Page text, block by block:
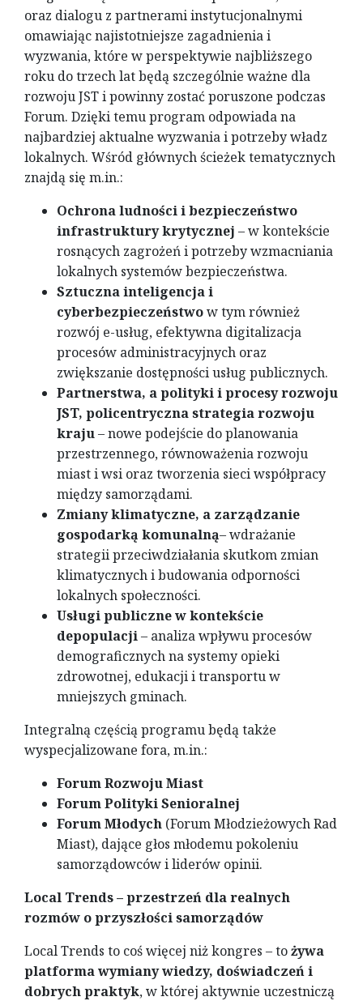
oraz dialogu z partnerami instytucjonalnymi
omawiając najistotniejsze zagadnienia i
wyzwania, które w perspektywie najbliższego
roku do trzech lat będą szczególnie ważne dla
rozwoju JST i powinny zostać poruszone podczas
Forum. Dzięki temu program odpowiada na
najbardziej aktualne wyzwania i potrzeby władz
lokalnych. Wśród głównych ścieżek tematycznych
znajdą się m.in.:
Ochrona ludności i bezpieczeństwo
infrastruktury krytycznej – w kontekście
rosnących zagrożeń i potrzeby wzmacniania
lokalnych systemów bezpieczeństwa.
Sztuczna inteligencja i
cyberbezpieczeństwow tym również
rozwój e-usług, efektywna digitalizacja
procesów administracyjnych oraz
zwiększanie dostępności usług publicznych.
Partnerstwa, a polityki i procesy rozwoju
JST, policentryczna strategia rozwoju
kraju– nowe podejście do planowania
przestrzennego, równoważenia rozwoju
miast i wsi oraz tworzenia sieci współpracy
między samorządami.
Zmiany klimatyczne, a zarządzanie
gospodarką komunalną– wdrażanie
strategii przeciwdziałania skutkom zmian
klimatycznych i budowania odporności
lokalnych społeczności.
Usługi publiczne w kontekście
depopulacji– analiza wpływu procesów
demograficznych na systemy opieki
zdrowotnej, edukacji i transportu w
mniejszych gminach.
Integralną częścią programu będą także
wyspecjalizowane fora, m.in.:
Forum Rozwoju Miast
Forum Polityki Senioralnej
Forum Młodych (Forum Młodzieżowych Rad
Miast), dające głos młodemu pokoleniu
samorządowców i liderów opinii.
Local Trends – przestrzeń dla realnych
rozmów o przyszłości samorządów
Local Trends to coś więcej niż kongres – tożywa
platforma wymiany wiedzy, doświadczeń i
dobrych praktyk, w której aktywnie uczestniczą